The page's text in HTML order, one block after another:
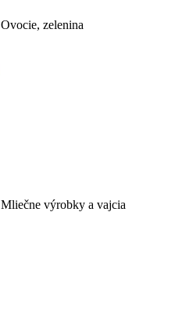
Ovocie, zelenina
Mliečne výrobky a vajcia